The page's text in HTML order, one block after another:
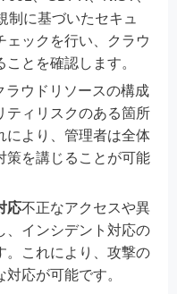
制に基づいたセキュ
ェックを行い、クラウ
とを確認します。
ラウドリソースの構成
ティリスクのある箇所
により、管理者は全体
策を講じることが可能
応不正なアクセスや異
、インシデント対応の
。これにより、攻撃の
応が可能です。